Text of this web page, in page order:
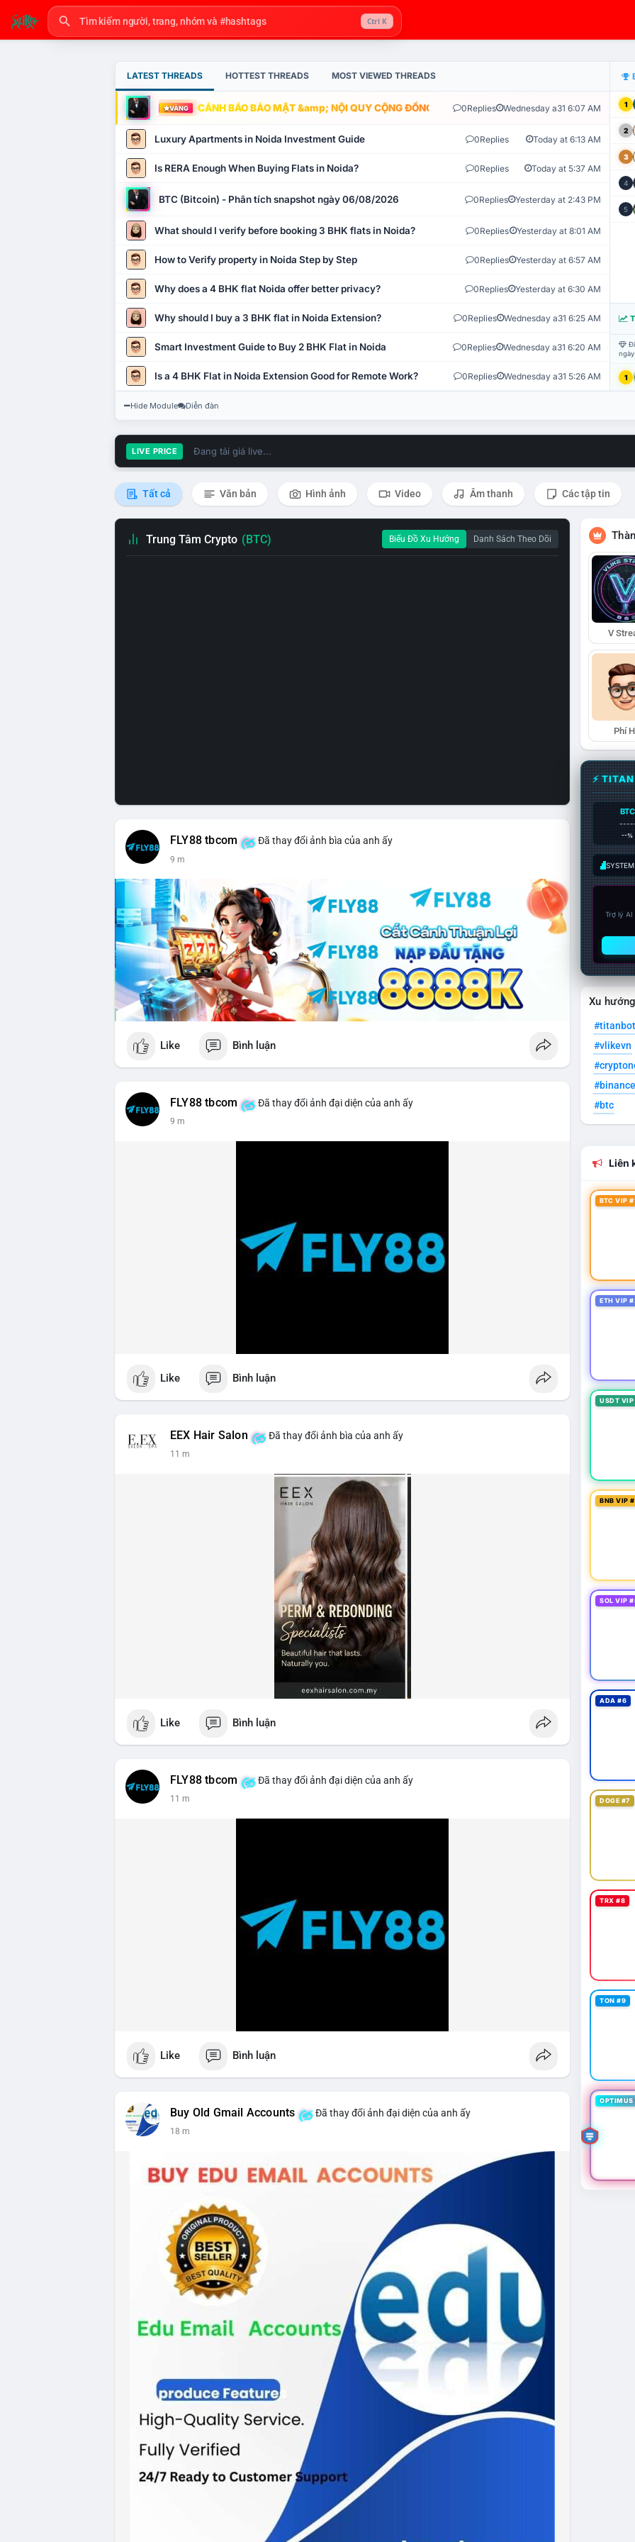
Ctrl K
LATEST THREADS HOTTEST THREADS MOST VIEWED THREADS
VÀNG CẢNH BÁO BẢO MẬT &amp; NỘI QUY CỘNG ĐỒNG VLIKE.VN: HỆ THỐNG GIÁM SÁT TỰ
0Replies Wednesday a31 6:07 AM
Luxury Apartments in Noida Investment Guide 0Replies Today at 6:13 AM
Is RERA Enough When Buying Flats in Noida? 0Replies Today at 5:37 AM
BTC (Bitcoin) - Phân tích snapshot ngày 06/08/2026 0Replies Yesterday at 2:43 PM
What should I verify before booking 3 BHK flats in Noida? 0Replies Yesterday at 8:01 AM
How to Verify property in Noida Step by Step 0Replies Yesterday at 6:57 AM
Why does a 4 BHK flat Noida offer better privacy? 0Replies Yesterday at 6:30 AM
Why should I buy a 3 BHK flat in Noida Extension? 0Replies Wednesday a31 6:25 AM
Smart Investment Guide to Buy 2 BHK Flat in Noida 0Replies Wednesday a31 6:20 AM
Is a 4 BHK Flat in Noida Extension Good for Remote Work? 0Replies Wednesday a31 5:26 AM
1
2
3
4
5
1
Hide Module Diễn đàn
LIVE PRICE Đang tải giá live...
Tất cả Văn bản Hình ảnh Video Âm thanh Các tập tin
Trung Tâm Crypto (BTC) Biểu Đồ Xu Hướng Danh Sách Theo Dõi
FLY88 tbcom Đã thay đổi ảnh bìa của anh ấy
9 m
Like Bình luận
FLY88 tbcom Đã thay đổi ảnh đại diện của anh ấy
9 m
Like Bình luận
EEX Hair Salon Đã thay đổi ảnh bìa của anh ấy
11 m
Like Bình luận
FLY88 tbcom Đã thay đổi ảnh đại diện của anh ấy
11 m
Like Bình luận
Buy Old Gmail Accounts Đã thay đổi ảnh đại diện của anh ấy
18 m
V
Phí
⚡
BTC
--%
Trợ lý
Xu
#titanbot
#vlikevn
#btc
Liên
BTC VIP
ETH VIP
USDT
BNB VIP
SOL VIP
ADA #6
DOGE #7
TRX #8
TON #9
OPTIMUS